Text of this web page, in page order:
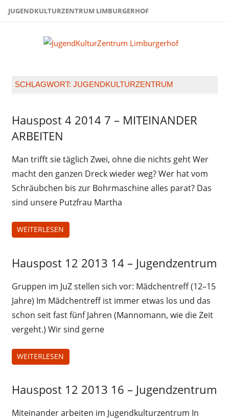
ZumJUGENDKULTURZENTRUM LIMBURGERHOF
SCHLAGWORT: JUGENDKULTURZENTRUM
Hauspost
4 2014
Hauspost 4 2014 7 – MITEINANDER
ARBEITEN
Man trifft sie täglich Zwei, ohne die nichts geht Wer
macht den ganzen Dreck wieder weg? Wer hat vom
Schräubchen bis zur Bohrmaschine alles parat? Das
sind unsere Putzfrau Martha
WEITERLESEN
Hauspost
Hauspost 12 2013 14 – Jugendzentrum
Gruppen im JuZ stellen sich vor: Mädchentreff (12–15
Jahre) Im Mädchentreff ist immer etwas los und das
schon seit fast fünf Jahren (Mannomann, wie die Zeit
vergeht.) Wir sind gerne
WEITERLESEN
Hauspost
Hauspost 12 2013 16 – Jugendzentrum
Miteinander arbeiten im Jugendkulturzentrum In